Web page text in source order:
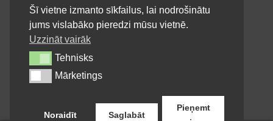
Michelin
Mitas
Pirelli
Shinko
Šī vietne izmanto sīkfailus, lai nodrošinātu
jums vislabāko pieredzi mūsu vietnē.
Uzzināt vairāk
TehnisksTehnisks
MārketingsMārketings
Noraidīt Saglabāt
Pieņemt